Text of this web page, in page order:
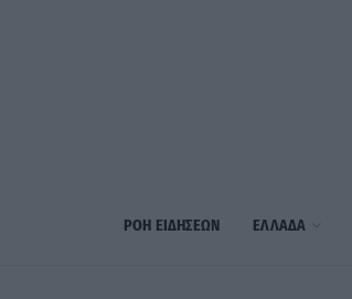
ΡΟΗ ΕΙΔΗΣΕΩΝ ΕΛΛΑΔΑ